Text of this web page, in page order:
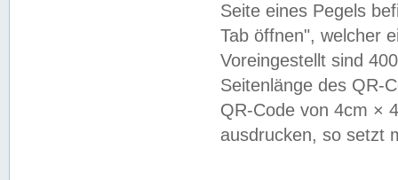
Seite eines Pegels
Tab öffnen", welcher
Voreingestellt sind
Seitenlänge des QR-
QR-Code von 4cm ×
ausdrucken, so setzt